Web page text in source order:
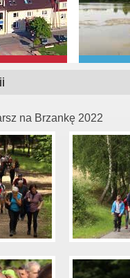
na Brzankę 2022